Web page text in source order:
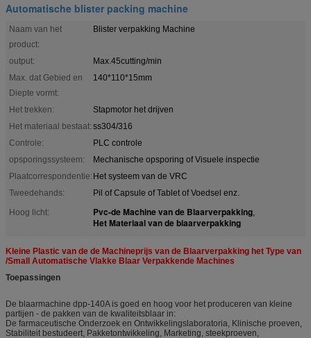
Automatische blister packing machine
Naam van het
product:
Blister verpakking Machine
output:
Max.45cutting/min
Max. dat Gebied en
Diepte vormt:
140*110*15mm
Het trekken:
Stapmotor het drijven
Het materiaal bestaat: ss304/316
Controle:
PLC controle
opsporingssysteem:
Mechanische opsporing of Visuele inspectie
Plaatcorrespondentie: Het systeem van de VRC
Tweedehands:
Pil of Capsule of Tablet of Voedsel enz.
Hoog licht:
Pvc-de Machine van de Blaarverpakking,
Het Materiaal van de blaarverpakking
Kleine Plastic van de de Machineprijs van de Blaarverpakking het Type van
/Small Automatische Vlakke Blaar Verpakkende Machines
Toepassingen
De blaarmachine dpp-140A is goed en hoog voor het produceren van kleine
partijen - de pakken van de kwaliteitsblaar in:
De farmaceutische Onderzoek en Ontwikkelingslaboratoria, Klinische proeven,
Stabiliteit bestudeert, Pakketontwikkeling, Marketing, steekproeven,